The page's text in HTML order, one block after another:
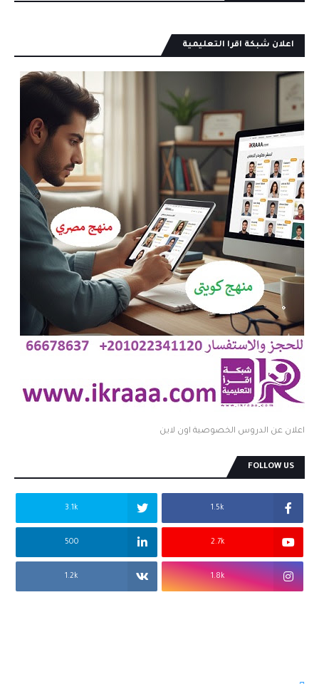
اعلان شبكة اقرا التعليمية
اعلان عن الدروس الخصوصية اون لاين
FOLLOW US
1.5k
3.1k
2.7k
500
1.8k
1.2k